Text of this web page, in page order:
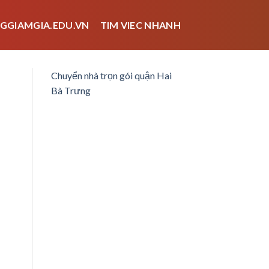
TIM VIEC NHANH
Chuyển nhà trọn gói quận Hai
Bà Trưng